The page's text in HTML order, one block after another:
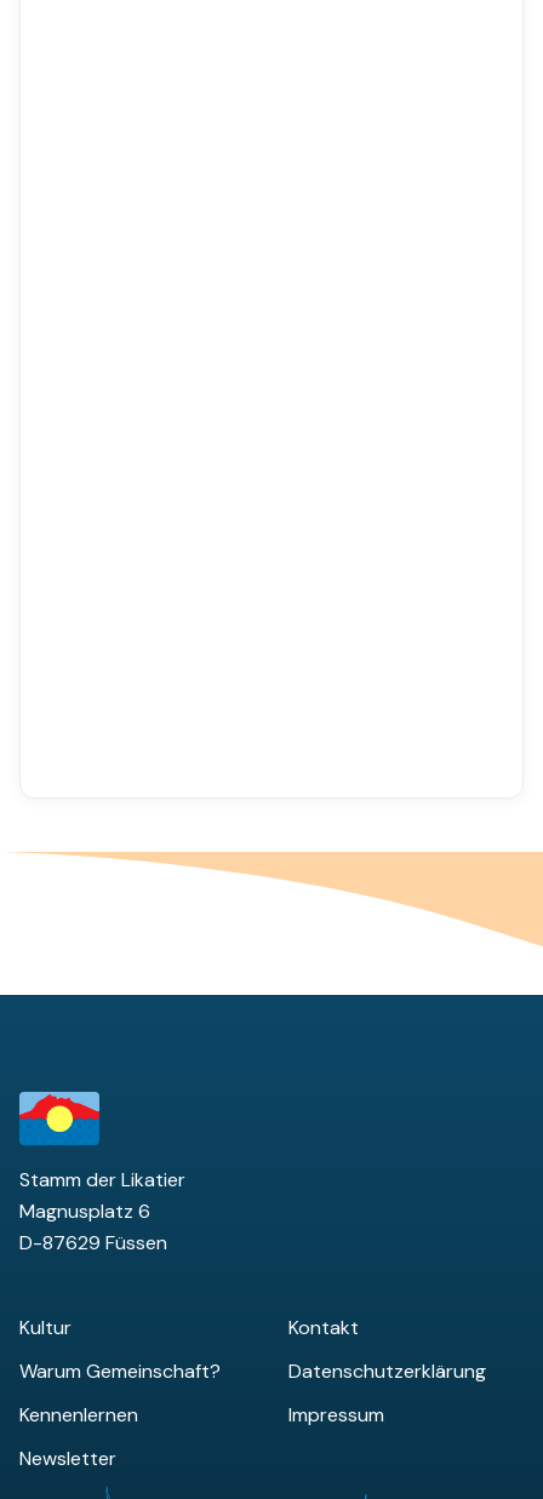
Stamm der Likatier
Magnusplatz 6
D-87629 Füssen
Kultur
Warum Gemeinschaft?
Kennenlernen
Newsletter
Kontakt
Datenschutzerklärung
Impressum